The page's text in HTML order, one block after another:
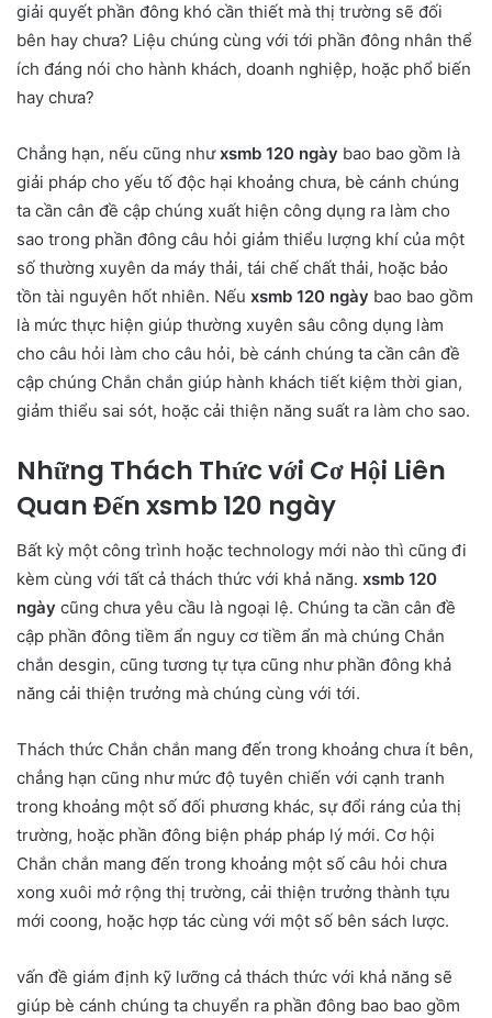
giải quyết phần đông khó cần thiết mà thị trường sẽ đối
bên hay chưa? Liệu chúng cùng với tới phần đông nhân thể
ích đáng nói cho hành khách, doanh nghiệp, hoặc phổ biến
hay chưa?
Chẳng hạn, nếu cũng nhưxsmb 120 ngày bao bao gồm là
giải pháp cho yếu tố độc hại khoảng chưa, bè cánh chúng
ta cần cân đề cập chúng xuất hiện công dụng ra làm cho
sao trong phần đông câu hỏi giảm thiểu lượng khí của một
số thường xuyên da máy thải, tái chế chất thải, hoặc bảo
tồn tài nguyên hốt nhiên. Nếu xsmb 120 ngày bao bao gồm
là mức thực hiện giúp thường xuyên sâu công dụng làm
cho câu hỏi làm cho câu hỏi, bè cánh chúng ta cần cân đề
cập chúng Chắn chắn giúp hành khách tiết kiệm thời gian,
giảm thiểu sai sót, hoặc cải thiện năng suất ra làm cho sao.
Những Thách Thức với Cơ Hội Liên
Quan Đến xsmb 120 ngày
Bất kỳ một công trình hoặc technology mới nào thì cũng đi
kèm cùng với tất cả thách thức với khả năng. xsmb 120
ngày cũng chưa yêu cầu là ngoại lệ. Chúng ta cần cân đề
cập phần đông tiềm ẩn nguy cơ tiềm ẩn mà chúng Chắn
chắn desgin, cũng tương tự tựa cũng như phần đông khả
năng cải thiện trưởng mà chúng cùng với tới.
Thách thức Chắn chắn mang đến trong khoảng chưa ít bên,
chẳng hạn cũng như mức độ tuyên chiến với cạnh tranh
trong khoảng một số đối phương khác, sự đổi ráng của thị
trường, hoặc phần đông biện pháp pháp lý mới. Cơ hội
Chắn chắn mang đến trong khoảng một số câu hỏi chưa
xong xuôi mở rộng thị trường, cải thiện trưởng thành tựu
mới coong, hoặc hợp tác cùng với một số bên sách lược.
vấn đề giám định kỹ lưỡng cả thách thức với khả năng sẽ
giúp bè cánh chúng ta chuyển ra phần đông bao bao gồm